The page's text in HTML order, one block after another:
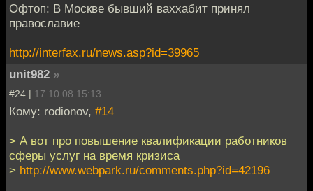
Офтоп: В Москве бывший ваххабит принял
православие
http://interfax.ru/news.asp?id=39965
unit982 »
#24 | 17.10.08 15:13
Кому: rodionov, #14
> А вот про повышение квалификации работников
сферы услуг на время кризиса
> http://www.webpark.ru/comments.php?id=42196